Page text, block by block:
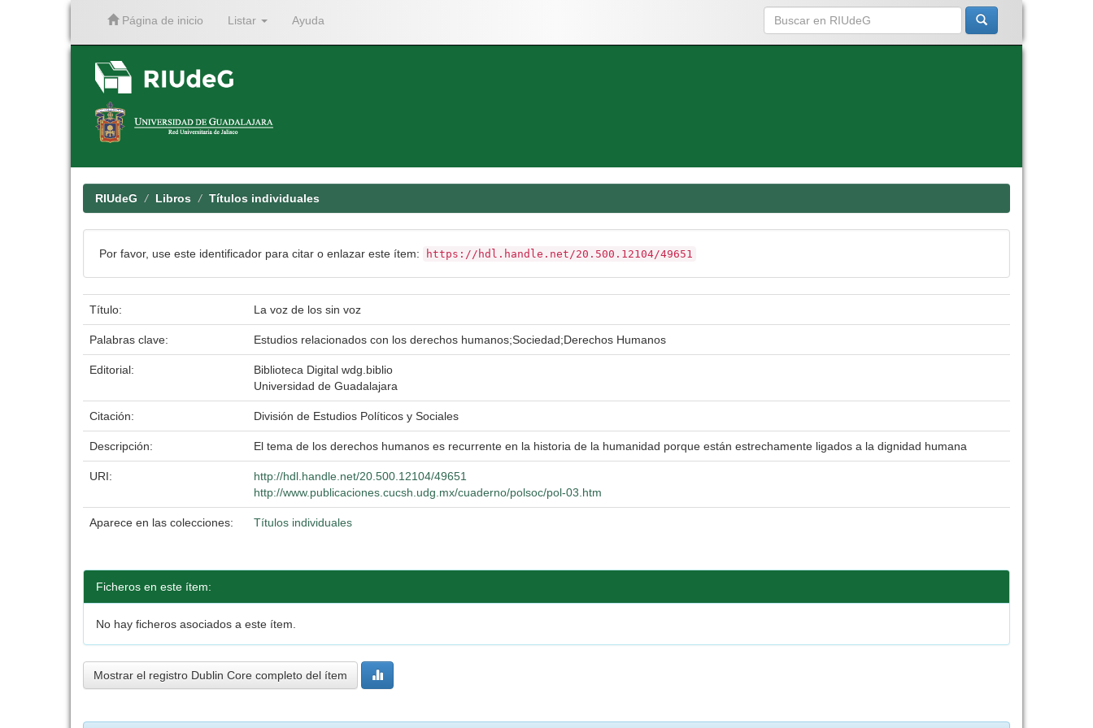
Página de inicio Listar Ayuda
RIUdeG Libros Títulos individuales
Por favor, use este identificador para citar o enlazar este ítem: https://hdl.handle.net/20.500.12104/49651
Título: La voz de los sin voz
Palabras clave: Estudios relacionados con los derechos humanos;Sociedad;Derechos Humanos
Editorial:
Biblioteca Digital wdg.biblio
Universidad de Guadalajara
Citación: División de Estudios Políticos y Sociales
Descripción: El tema de los derechos humanos es recurrente en la historia de la humanidad porque están estrechamente ligados a la dignidad humana
URI:
http://hdl.handle.net/20.500.12104/49651
http://www.publicaciones.cucsh.udg.mx/cuaderno/polsoc/pol-03.htm
Aparece en las colecciones: Títulos individuales
Ficheros en este ítem:
No hay ficheros asociados a este ítem.
Mostrar el registro Dublin Core completo del ítem